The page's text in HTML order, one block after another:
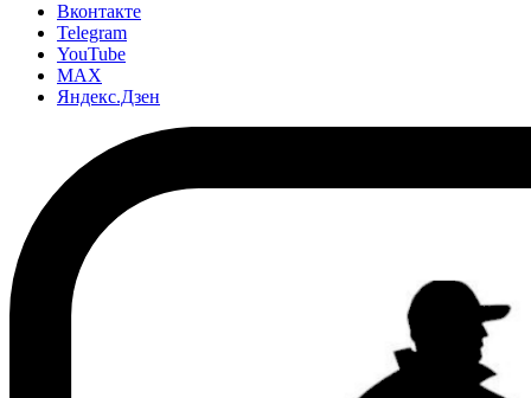
Вконтакте
Telegram
YouTube
MAX
Яндекс.Дзен